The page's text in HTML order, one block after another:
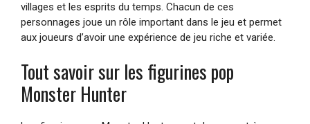
villages et les esprits du temps. Chacun de ces
personnages joue un rôle important dans le jeu et permet
aux joueurs d’avoir une expérience de jeu riche et variée.
Tout savoir sur les figurines pop
Monster Hunter